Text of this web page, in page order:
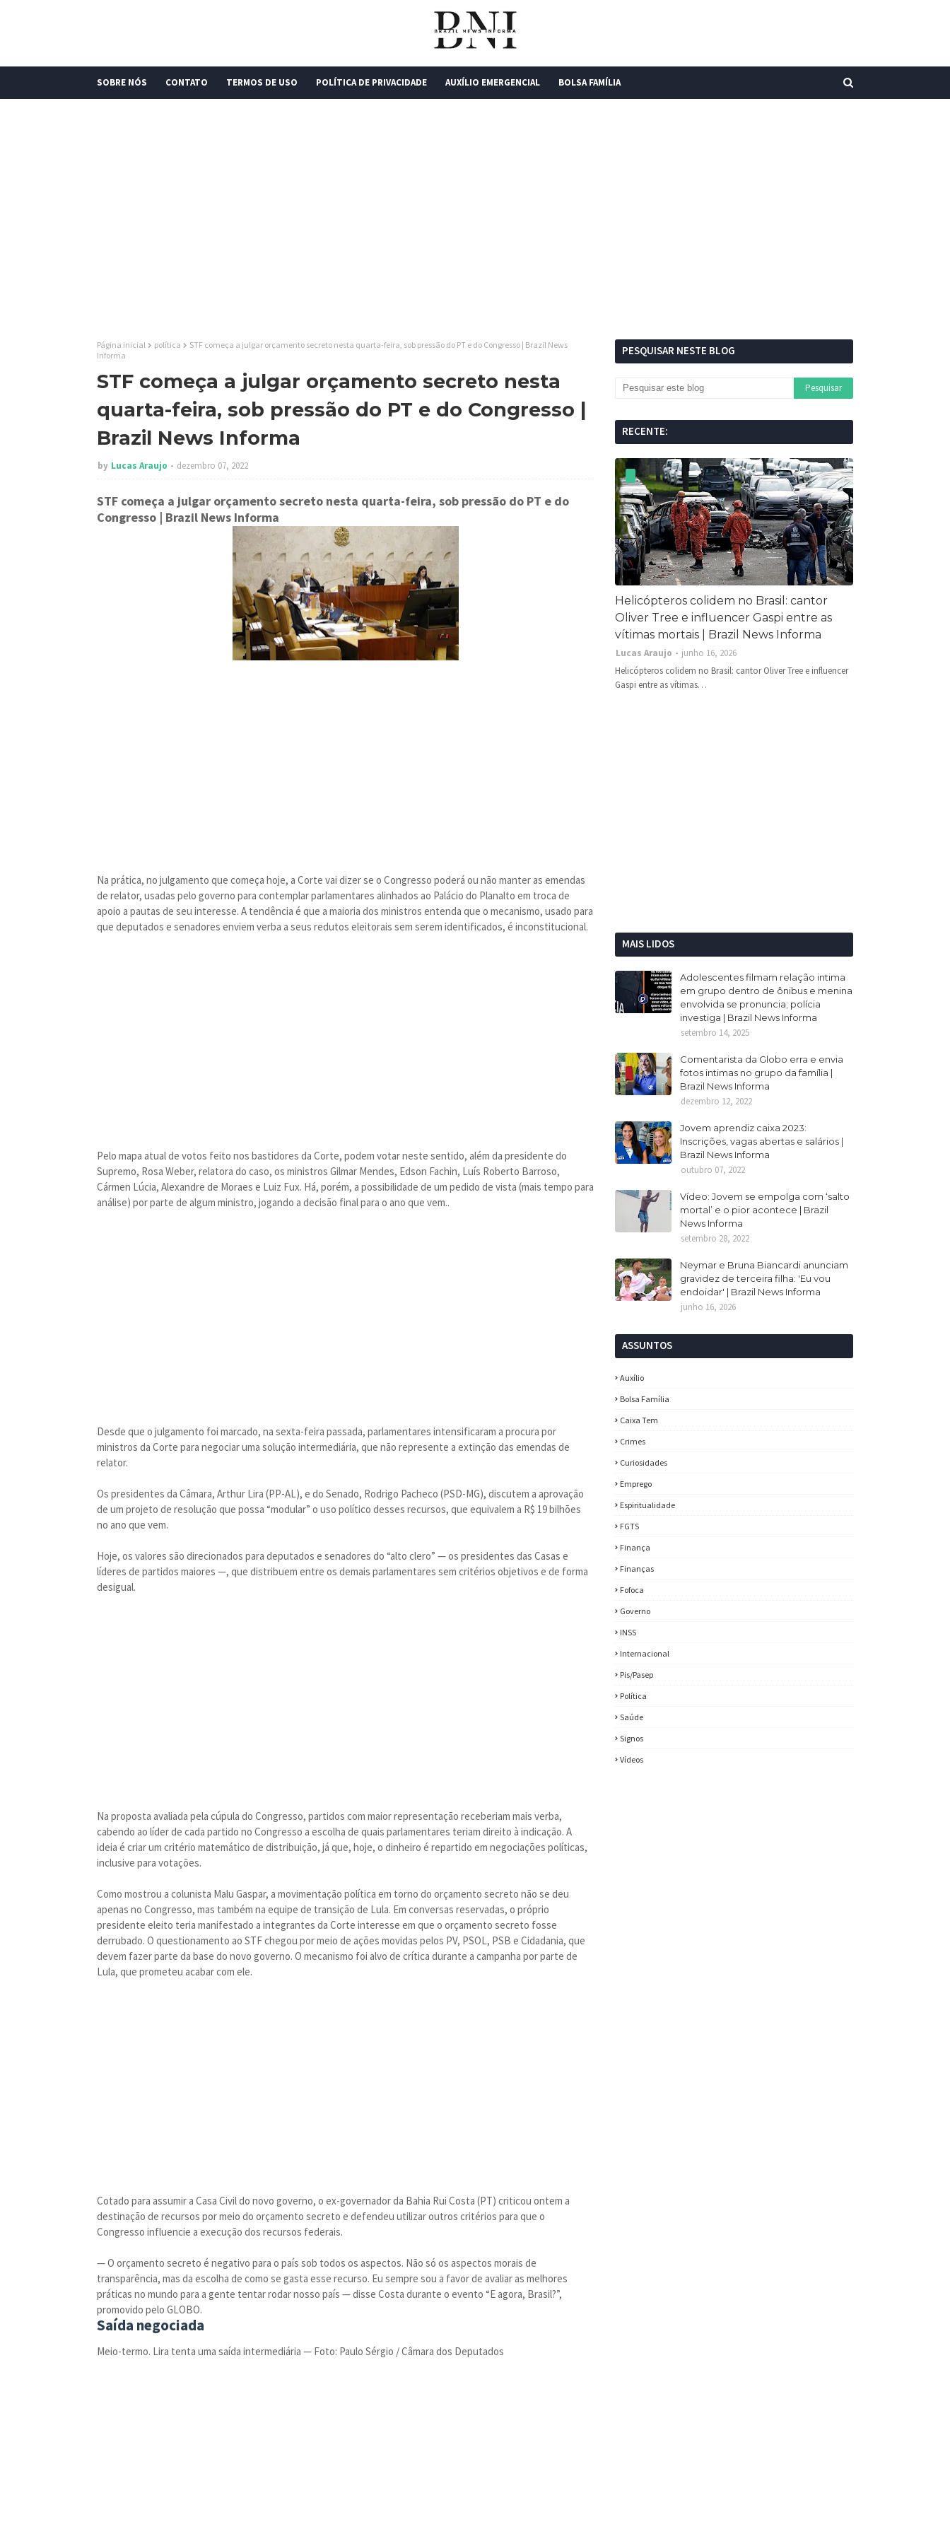
SOBRE NÓS CONTATO TERMOS DE USO POLÍTICA DE PRIVACIDADE AUXÍLIO EMERGENCIAL BOLSA FAMÍLIA
Página inicial política
STF começa a julgar orçamento secreto nesta quarta-feira, sob pressão do PT e do Congresso | Brazil News
Informa
STF começa a julgar orçamento secreto nesta
quarta-feira, sob pressão do PT e do Congresso |
Brazil News Informa
by Lucas Araujo dezembro 07, 2022
STF começa a julgar orçamento secreto nesta quarta-feira, sob pressão do PT e do
Congresso | Brazil News Informa
Na prática, no julgamento que começa hoje, a Corte vai dizer se o Congresso poderá ou não manter as emendas
de relator, usadas pelo governo para contemplar parlamentares alinhados ao Palácio do Planalto em troca de
apoio a pautas de seu interesse. A tendência é que a maioria dos ministros entenda que o mecanismo, usado para
que deputados e senadores enviem verba a seus redutos eleitorais sem serem identificados, é inconstitucional.
Pelo mapa atual de votos feito nos bastidores da Corte, podem votar neste sentido, além da presidente do
Supremo, Rosa Weber, relatora do caso, os ministros Gilmar Mendes, Edson Fachin, Luís Roberto Barroso,
Cármen Lúcia, Alexandre de Moraes e Luiz Fux. Há, porém, a possibilidade de um pedido de vista (mais tempo para
análise) por parte de algum ministro, jogando a decisão final para o ano que vem..
Desde que o julgamento foi marcado, na sexta-feira passada, parlamentares intensificaram a procura por
ministros da Corte para negociar uma solução intermediária, que não represente a extinção das emendas de
relator.
Os presidentes da Câmara, Arthur Lira (PP-AL), e do Senado, Rodrigo Pacheco (PSD-MG), discutem a aprovação
de um projeto de resolução que possa “modular” o uso político desses recursos, que equivalem a R$ 19 bilhões
no ano que vem.
Hoje, os valores são direcionados para deputados e senadores do “alto clero” — os presidentes das Casas e
líderes de partidos maiores —, que distribuem entre os demais parlamentares sem critérios objetivos e de forma
desigual.
Na proposta avaliada pela cúpula do Congresso, partidos com maior representação receberiam mais verba,
cabendo ao líder de cada partido no Congresso a escolha de quais parlamentares teriam direito à indicação. A
ideia é criar um critério matemático de distribuição, já que, hoje, o dinheiro é repartido em negociações políticas,
inclusive para votações.
Como mostrou a colunista Malu Gaspar, a movimentação política em torno do orçamento secreto não se deu
apenas no Congresso, mas também na equipe de transição de Lula. Em conversas reservadas, o próprio
presidente eleito teria manifestado a integrantes da Corte interesse em que o orçamento secreto fosse
derrubado. O questionamento ao STF chegou por meio de ações movidas pelos PV, PSOL, PSB e Cidadania, que
devem fazer parte da base do novo governo. O mecanismo foi alvo de crítica durante a campanha por parte de
Lula, que prometeu acabar com ele.
Cotado para assumir a Casa Civil do novo governo, o ex-governador da Bahia Rui Costa (PT) criticou ontem a
destinação de recursos por meio do orçamento secreto e defendeu utilizar outros critérios para que o
Congresso influencie a execução dos recursos federais.
— O orçamento secreto é negativo para o país sob todos os aspectos. Não só os aspectos morais de
transparência, mas da escolha de como se gasta esse recurso. Eu sempre sou a favor de avaliar as melhores
práticas no mundo para a gente tentar rodar nosso país — disse Costa durante o evento “E agora, Brasil?”,
promovido pelo GLOBO.
Saída negociada
Meio-termo. Lira tenta uma saída intermediária — Foto: Paulo Sérgio / Câmara dos Deputados
PESQUISAR NESTE BLOG
RECENTE:
Helicópteros colidem no Brasil: cantor
Oliver Tree e influencer Gaspi entre as
vítimas mortais | Brazil News Informa
Lucas Araujo
junho 16, 2026
Helicópteros colidem no Brasil: cantor Oliver Tree e influencer
Gaspi entre as vítimas…
MAIS LIDOS
Adolescentes filmam relação intima
em grupo dentro de ônibus e menina
envolvida se pronuncia; polícia
investiga | Brazil News Informa
setembro 14, 2025
Comentarista da Globo erra e envia
fotos intimas no grupo da família |
Brazil News Informa
dezembro 12, 2022
Jovem aprendiz caixa 2023:
Inscrições, vagas abertas e salários |
Brazil News Informa
outubro 07, 2022
Vídeo: Jovem se empolga com ‘salto
mortal’ e o pior acontece | Brazil
News Informa
setembro 28, 2022
Neymar e Bruna Biancardi anunciam
gravidez de terceira filha: 'Eu vou
endoidar' | Brazil News Informa
junho 16, 2026
ASSUNTOS
Auxílio
Bolsa Família
Caixa Tem
Crimes
Curiosidades
Emprego
Espiritualidade
FGTS
Finança
Finanças
Fofoca
Governo
INSS
Internacional
Pis/Pasep
Política
Saúde
Signos
Vídeos